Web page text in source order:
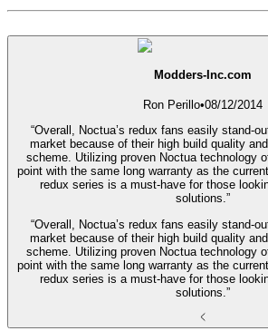
Modders-Inc.com
Ron Perillo•08/12/2014
“Overall, Noctua’s redux fans easily stand-
market because of their high build quality
scheme. Utilizing proven Noctua technology
point with the same long warranty as the
redux series is a must-have for those
solutions.”
“Overall, Noctua’s redux fans easily stand-
market because of their high build quality
scheme. Utilizing proven Noctua technology
point with the same long warranty as the
redux series is a must-have for those
solutions.”